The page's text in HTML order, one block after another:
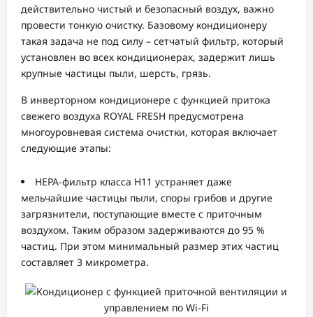
действительно чистый и безопасный воздух, важно
провести тонкую очистку. Базовому кондиционеру
такая задача не под силу – сетчатый фильтр, который
установлен во всех кондиционерах, задержит лишь
крупные частицы пыли, шерсть, грязь.
В инверторном кондиционере с функцией притока
свежего воздуха ROYAL FRESH предусмотрена
многоуровневая система очистки, которая включает
следующие этапы:
HEPA-фильтр класса H11 устраняет даже
мельчайшие частицы пыли, споры грибов и другие
загрязнители, поступающие вместе с приточным
воздухом. Таким образом задерживаются до 95 %
частиц. При этом минимальный размер этих частиц
составляет 3 микрометра.